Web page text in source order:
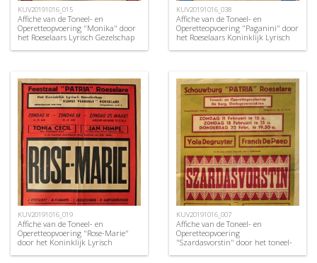
KUV20191016_015
Affiche van de Toneel- en
Operetteopvoering "Monika" door
het Roeselaars Lyrisch Gezelschap
KUV20191016_038
Affiche van de Toneel- en
Operetteopvoering "Paganini" door
het Roeselaars Koninklijk Lyrisch
KUV20191016_019
Affiche van de Toneel- en
Operetteopvoering "Rose-Marie"
door het Koninklijk Lyrisch
KUV20191016_007
Affiche van de Toneel- en
Operetteopvoering
"Szardasvorstin" door het toneel-